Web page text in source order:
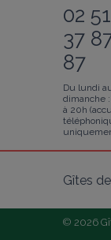
02 51
37
87
Du lundi
dimanche :
à 20h
Gîtes
© 2026